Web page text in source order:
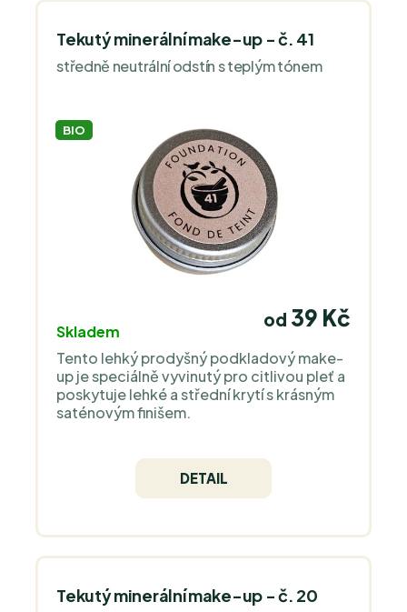
Tekutý minerální make-up - č. 41
středně neutrální odstín s teplým tónem
BIO
Skladem
od 39 Kč
Tento lehký prodyšný podkladový make-
up je speciálně vyvinutý pro citlivou pleť a
poskytuje lehké a střední krytí s krásným
saténovým finišem.
DETAIL
Tekutý minerální make-up - č. 20